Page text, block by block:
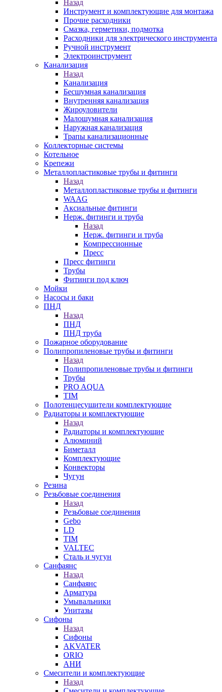
Назад
Инструмент и комплектующие для монтажа
Прочие расходники
Смазка, герметики, подмотка
Расходники для электрического инструмента
Ручной инструмент
Электроинструмент
Канализация
Назад
Канализация
Бесшумная канализация
Внутренняя канализация
Жироуловители
Малошумная канализация
Наружная канализация
Трапы канализационные
Коллекторные системы
Котельное
Крепежи
Металлопластиковые трубы и фитинги
Назад
Металлопластиковые трубы и фитинги
WAAG
Аксиальные фитинги
Нерж. фитинги и труба
Назад
Нерж. фитинги и труба
Компрессионные
Пресс
Пресс фитинги
Трубы
Фитинги под ключ
Мойки
Насосы и баки
ПНД
Назад
ПНД
ПНД труба
Пожарное оборудование
Полипропиленовые трубы и фитинги
Назад
Полипропиленовые трубы и фитинги
Трубы
PRO AQUA
TIM
Полотенцесушители комплектующие
Радиаторы и комплектующие
Назад
Радиаторы и комплектующие
Алюминий
Биметалл
Комплектующие
Конвекторы
Чугун
Резина
Резьбовые соединения
Назад
Резьбовые соединения
Gebo
LD
TIM
VALTEC
Сталь и чугун
Санфаянс
Назад
Санфаянс
Арматура
Умывальники
Унитазы
Сифоны
Назад
Сифоны
AKVATER
ORIO
АНИ
Смесители и комплектующие
Назад